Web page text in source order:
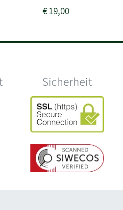
€19,00
Sicherheit